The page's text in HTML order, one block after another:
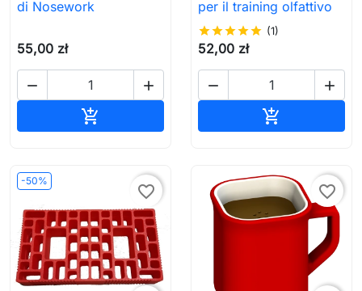
di Nosework
55,00 zł
 

per il training olfattivo
starstarstarstarstar (1)
52,00 zł
 

-50%
favorite_border favorite_border